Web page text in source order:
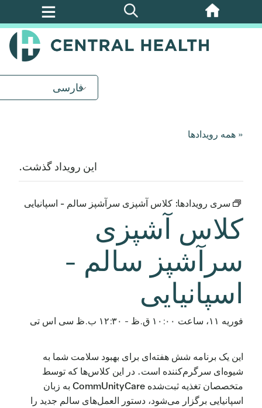
پرش
فارسی
« همه رویدادها
این رویداد گذشت.
سری رویدادها: کلاس آشپزی سرآشپز سالم - اسپانیایی
کلاس آشپزی
سرآشپز سالم -
اسپانیایی
فوریه ۱۱، ساعت ۱۰:۰۰ ق.ظ - ۱۲:۳۰ ب.ظ سی اس تی
این یک برنامه شش هفته‌ای برای بهبود سلامت شما به
شیوه‌ای سرگرم‌کننده است. در این کلاس‌ها که توسط
متخصصان تغذیه ثبت‌شده CommUnityCare به زبان
اسپانیایی برگزار می‌شود، دستور العمل‌های سالم جدید را